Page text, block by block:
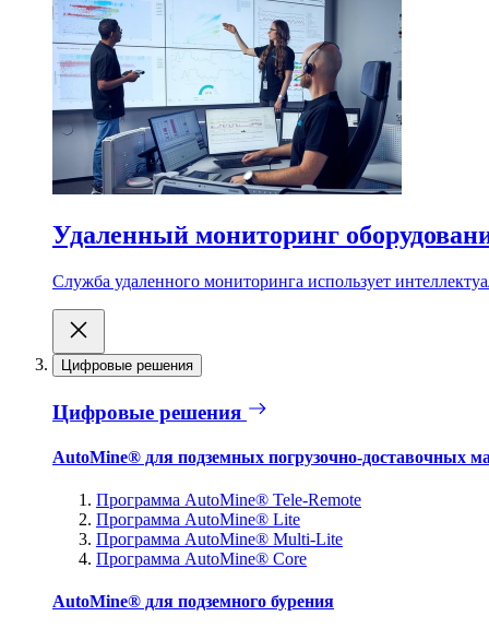
Удаленный мониторинг
Служба удаленного мониторинга использует
Цифровые решения
Цифровые решения
AutoMine® для подземных погрузочно-доставочных
Программа AutoMine® Tele-Remote
Программа AutoMine® Lite
Программа AutoMine® Multi-Lite
Программа AutoMine® Core
AutoMine® для подземного бурения